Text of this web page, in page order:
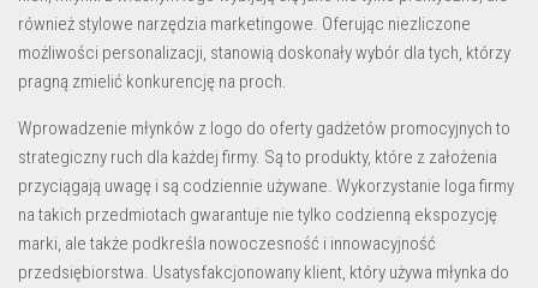
również stylowe narzędzia marketingowe. Oferując niezliczone
możliwości personalizacji, stanowią doskonały wybór dla tych, którzy
pragną zmielić konkurencję na proch
Wprowadzenie młynków z logo do oferty gadżetów promocyjnych to
strategiczny ruch dla każdej firmy. Są to produkty, które z założenia
przyciągają uwagę i są codziennie używane. Wykorzystanie loga firmy
na takich przedmiotach gwarantuje nie tylko codzienną ekspozycję
marki, ale także podkreśla nowoczesność i innowacyjność
przedsiębiorstwa. Usatysfakcjonowany klient, który używa młynka do